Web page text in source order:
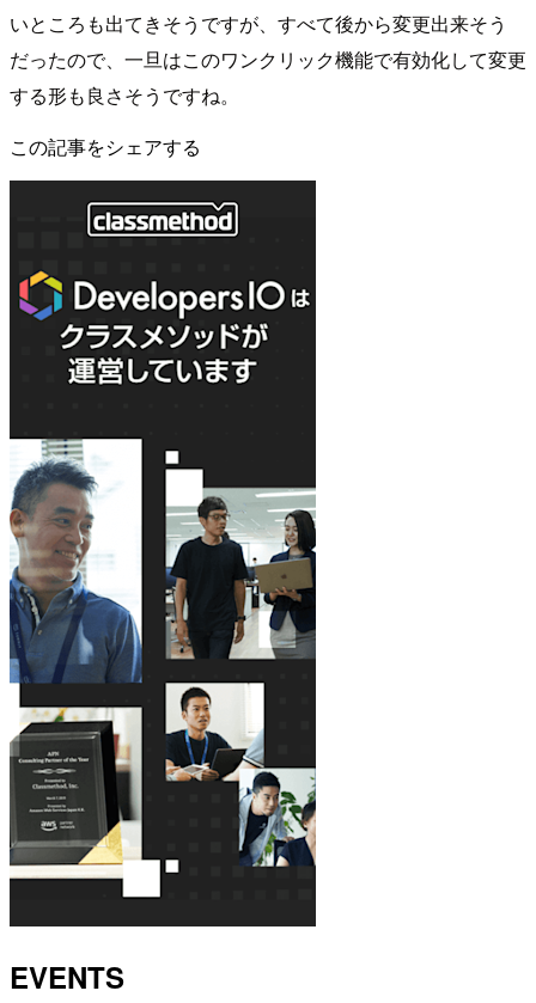
いところも出てきそうですが、すべて後から変更出来そう
だったので、一旦はこのワンクリック機能で有効化して変更
する形も良さそうですね。
この記事をシェアする
EVENTS